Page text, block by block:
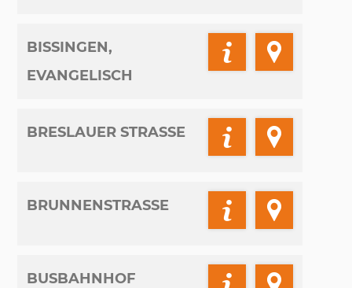
BISSINGEN,
EVANGELISCH
BRESLAUER STRASSE
BRUNNENSTRASSE
BUSBAHNHOF